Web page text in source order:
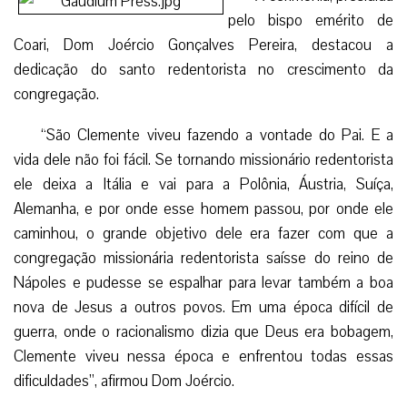
pelo bispo emérito de
Coari, Dom Joércio Gonçalves Pereira, destacou a
dedicação do santo redentorista no crescimento da
congregação.
“São Clemente viveu fazendo a vontade do Pai. E a
vida dele não foi fácil. Se tornando missionário redentorista
ele deixa a Itália e vai para a Polônia, Áustria, Suíça,
Alemanha, e por onde esse homem passou, por onde ele
caminhou, o grande objetivo dele era fazer com que a
congregação missionária redentorista saísse do reino de
Nápoles e pudesse se espalhar para levar também a boa
nova de Jesus a outros povos. Em uma época difícil de
guerra, onde o racionalismo dizia que Deus era bobagem,
Clemente viveu nessa época e enfrentou todas essas
dificuldades”, afirmou Dom Joércio.